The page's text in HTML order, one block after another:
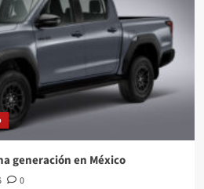
generación en México
0